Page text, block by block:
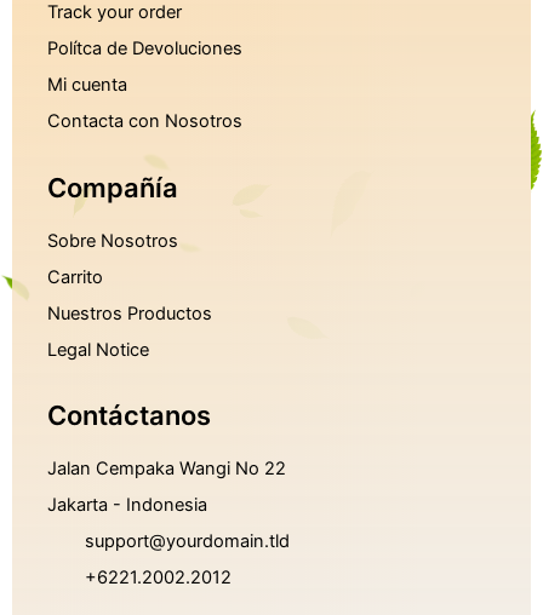
Track your order
Polítca de Devoluciones
Mi cuenta
Contacta con Nosotros
Compañía
Sobre Nosotros
Carrito
Nuestros Productos
Legal Notice
Contáctanos
Jalan Cempaka Wangi No 22
Jakarta - Indonesia
support@yourdomain.tld
+6221.2002.2012